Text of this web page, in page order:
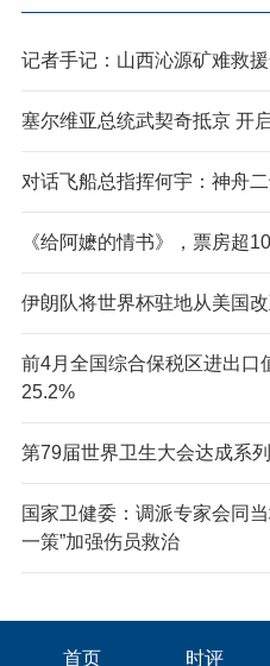
记者手记：山西沁源矿难救
塞尔维亚总统武契奇抵京 开
对话飞船总指挥何宇：神舟
《给阿嬷的情书》，票房超
伊朗队将世界杯驻地从美国
前4月全国综合保税区进出口
25.2%
第79届世界卫生大会达成系
国家卫健委：调派专家会同
一策”加强伤员救治
首页 时评